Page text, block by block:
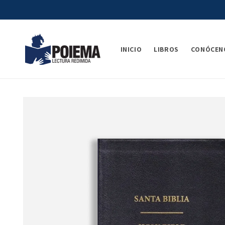
al contenido
INICIO LIBROS